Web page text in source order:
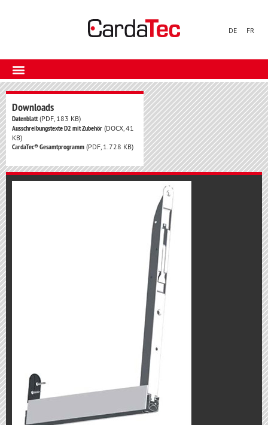
DE FR
Downloads
Datenblatt(PDF, 183 KB)
Ausschreibungstexte D2 mit Zubehör (DOCX, 41
KB)
CardaTec® Gesamtprogramm (PDF, 1.728 KB)